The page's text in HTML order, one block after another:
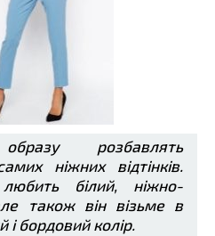
розбавлять
ніжних відтінків.
білий, ніжно-
також він візьме в
бордовий колір.